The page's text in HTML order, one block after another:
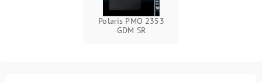
Polaris PMO 2353
GDM SR